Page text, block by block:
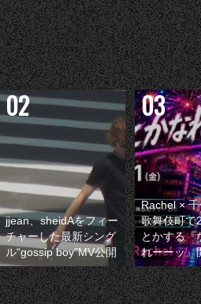
jjean、sheidAをフィー
チャーした最新シング
ル“gossip boy”MV公開
Rachel ×
歌舞伎町で
とかする『
れーーッ』